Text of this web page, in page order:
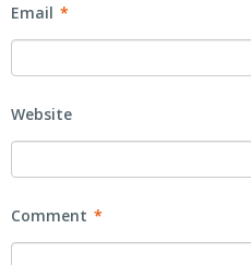
Email *
Website
Comment *